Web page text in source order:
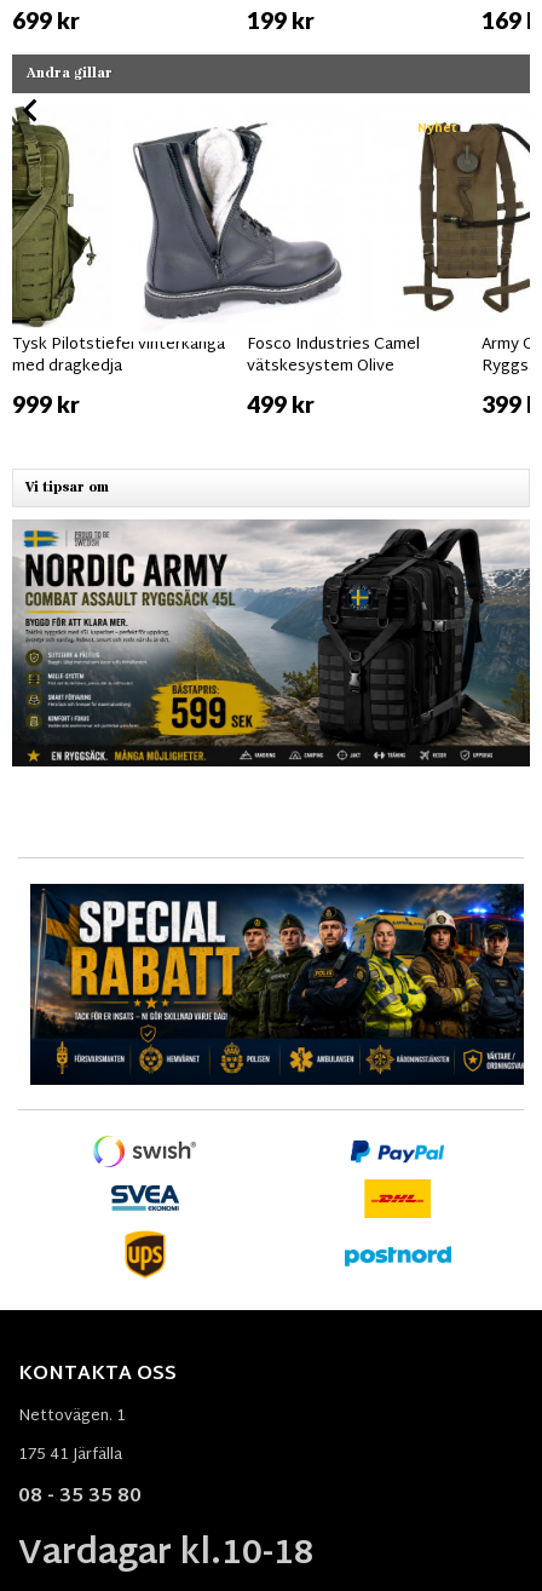
699 kr 199 kr 169
Andra gillar
Tysk Pilotstiefel vinterkänga
med dragkedja
999 kr
Nyhet
Fosco Industries Camel
vätskesystem Olive
499 kr
Army
399
Vi tipsar om
KONTAKTA OSS
Nettovägen. 1
175 41 Järfälla
08 - 35 35 80
Vardagar kl.10-18